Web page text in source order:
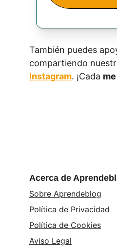
Acerca de
Sobre Aprendeblog
Política de Privacidad
Política de Cookies
Aviso Legal
También puedes
compartiendo
Instagram. ¡Cada